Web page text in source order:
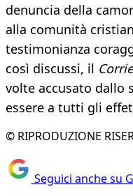
denuncia della
alla comunità
testimonianza
così discussi, il
volte accusato dallo
essere a tutti gli
© RIPRODUZIONE
Seguici anche su